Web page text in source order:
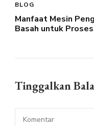
BLOG
Manfaat Mesin
Basah untuk
Tinggalkan